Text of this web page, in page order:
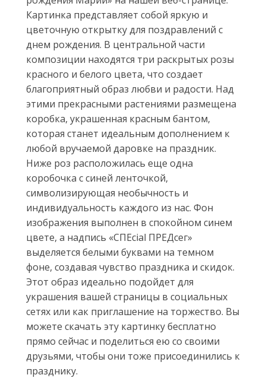
Картинка представляет собой яркую и
цветочную открытку для поздравлений с
днем рождения. В центральной части
композиции находятся три раскрытых розы
красного и белого цвета, что создает
благоприятный образ любви и радости. Над
этими прекрасными растениями размещена
коробка, украшенная красным бантом,
которая станет идеальным дополнением к
любой вручаемой даровке на праздник.
Ниже роз расположилась еще одна
коробочка с синей ленточкой,
символизирующая необычность и
индивидуальность каждого из нас. Фон
изображения выполнен в спокойном синем
цвете, а надпись «СПЕcial ПРЕДсег»
выделяется белыми буквами на темном
фоне, создавая чувство праздника и скидок.
Этот образ идеально подойдет для
украшения вашей страницы в социальных
сетях или как приглашение на торжество. Вы
можете скачать эту картинку бесплатно
прямо сейчас и поделиться ею со своими
друзьями, чтобы они тоже присоединились к
празднику.